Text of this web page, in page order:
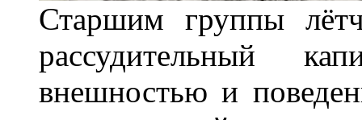
Старшим группы
рассудительный
внешностью и